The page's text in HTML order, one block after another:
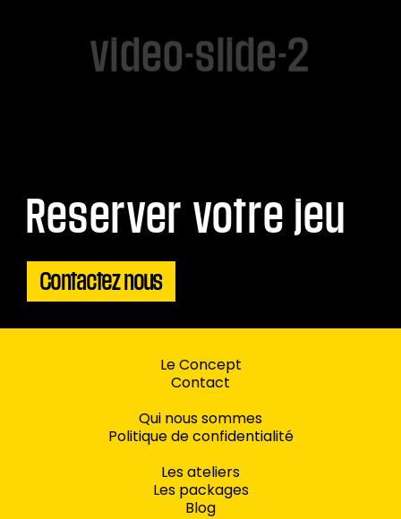
video-slide-2
Reserver votre jeu
Contactez nous
Le Concept
Contact
Qui nous sommes
Politique de confidentialité
Les ateliers
Les packages
Blog